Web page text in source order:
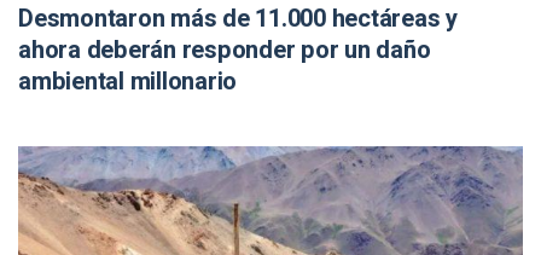
Desmontaron más de 11.000 hectáreas y
ahora deberán responder por un daño
ambiental millonario